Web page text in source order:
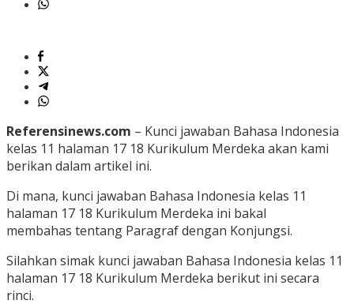
Referensinews.com – Kunci jawaban Bahasa Indonesia
kelas 11 halaman 17 18 Kurikulum Merdeka akan kami
berikan dalam artikel ini.
Di mana, kunci jawaban Bahasa Indonesia kelas 11
halaman 17 18 Kurikulum Merdeka ini bakal
membahas tentang Paragraf dengan Konjungsi.
Silahkan simak kunci jawaban Bahasa Indonesia kelas 11
halaman 17 18 Kurikulum Merdeka berikut ini secara
rinci.